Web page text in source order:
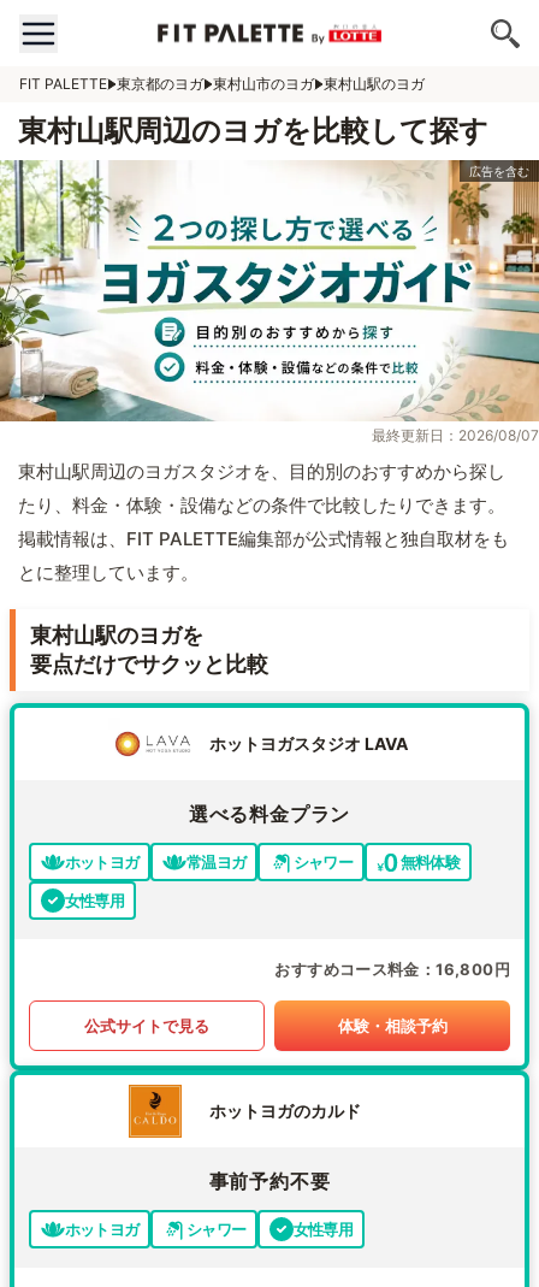
FIT PALETTE 東京都のヨガ 東村山市のヨガ 東村山駅のヨガ
東村山駅周辺のヨガを比較して探す
最終更新日：2026/08/07
東村山駅周辺のヨガスタジオを、目的別のおすすめから探し
たり、料金・体験・設備などの条件で比較したりできます。
掲載情報は、FIT PALETTE編集部が公式情報と独自取材をも
とに整理しています。
東村山駅のヨガを
要点だけでサクッと比較
ホットヨガスタジオ LAVA
選べる料金プラン
ホットヨガ 常温ヨガ シャワー
無料体験
女性専用
おすすめコース料金 16,800円
公式サイトで見る 体験・相談予約
ホットヨガのカルド
事前予約不要
ホットヨガ シャワー 女性専用